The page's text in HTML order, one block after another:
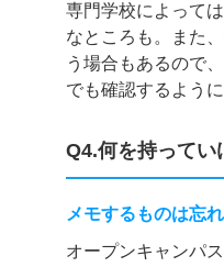
専門学校によって
なところも。また
う場合もあるので
でも確認するよう
Q4.何を持ってい
メモするものは忘
オープンキャンパ